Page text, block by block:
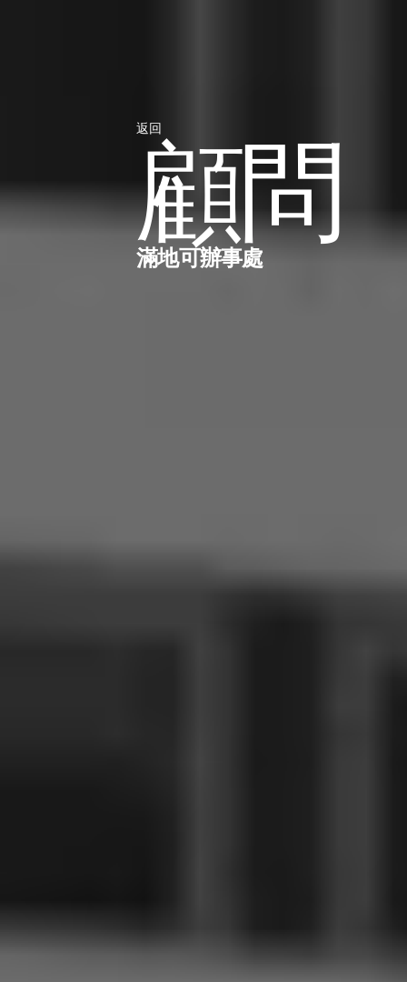
返回
顧問
滿地可辦事處